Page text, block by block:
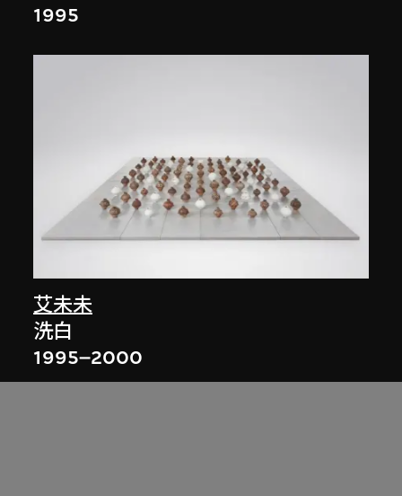
1995
艾未未
洗白
1995–2000